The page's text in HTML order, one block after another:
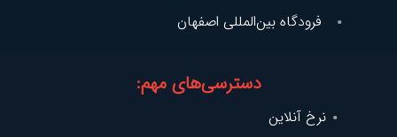
فرودگاه بین‌المللی اصفهان
دسترسی‌های مهم:
نرخ آنلاین